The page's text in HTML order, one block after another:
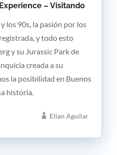
– Visitando
Elian Aguilar
los 90s, la pasión por los
y todo esto
y su Jurassic Park de
creada a su
la posibilidad en Buenos
historia.